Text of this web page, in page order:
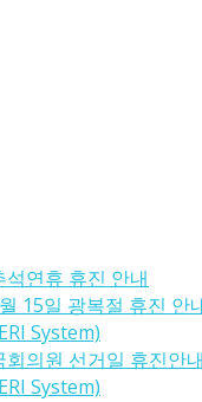
연휴 휴진 안내
15일 광복절 휴진 안
System)
의원 선거일 휴진안
System)